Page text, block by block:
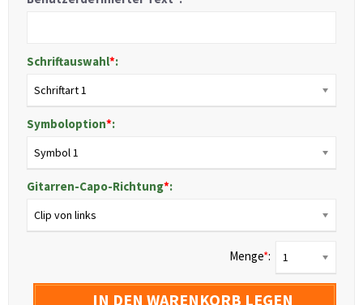
Schriftauswahl*:
Schriftart 1
Symboloption*:
Symbol 1
Gitarren-Capo-Richtung*:
Clip von links
Menge*: 1
IN DEN WARENKORB LEGEN